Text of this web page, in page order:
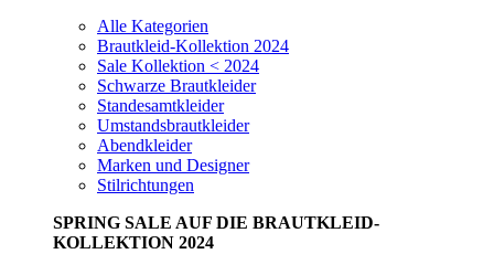
Alle Kategorien
Brautkleid-Kollektion 2024
Sale Kollektion < 2024
Schwarze Brautkleider
Standesamtkleider
Umstandsbrautkleider
Abendkleider
Marken und Designer
Stilrichtungen
SPRING SALE AUF DIE BRAUTKLEID-
KOLLEKTION 2024